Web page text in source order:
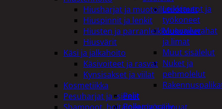
Leikkiautot ja
työkoneet
Muovailuvahat
ja limat
Muut sisälelut
Nuket ja
pehmolelut
Pelit
Polkupyöräily
Hiusharjat ja muotoilutuotteet
Hiuspinnit ja lenkit
Hiusten ja parranleikkuukoneet
Hiusvärit
Käsi ja jalkahoito
Käsivoiteet ja rasvat
Kynsisakset ja viilat
Kosmetiikka
Pesuharjat ja -sienet